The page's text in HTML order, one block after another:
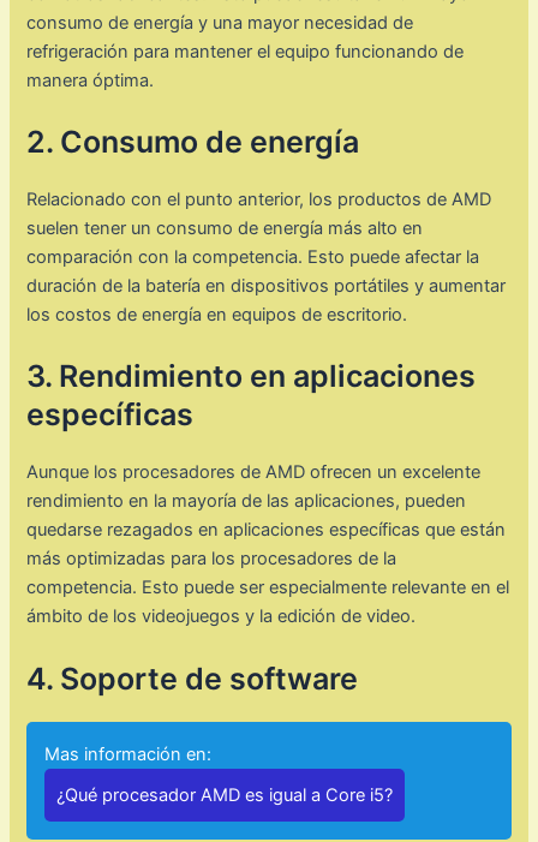
consumo de energía y una mayor necesidad de
refrigeración para mantener el equipo funcionando de
manera óptima.
2. Consumo de energía
Relacionado con el punto anterior, los productos de AMD
suelen tener un consumo de energía más alto en
comparación con la competencia. Esto puede afectar la
duración de la batería en dispositivos portátiles y aumentar
los costos de energía en equipos de escritorio.
3. Rendimiento en aplicaciones
específicas
Aunque los procesadores de AMD ofrecen un excelente
rendimiento en la mayoría de las aplicaciones, pueden
quedarse rezagados en aplicaciones específicas que están
más optimizadas para los procesadores de la
competencia. Esto puede ser especialmente relevante en el
ámbito de los videojuegos y la edición de video.
4. Soporte de software
Mas información en:
¿Qué procesador AMD es igual a Core i5?